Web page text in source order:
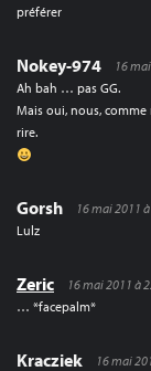
préférer
Nokey-974
16
Ah bah … pas GG.
Mais oui, nous,
rire.
Gorsh
16 mai 2011
Lulz
Zeric
16 mai 2011 à
… *facepalm*
Kracziek 16 mai